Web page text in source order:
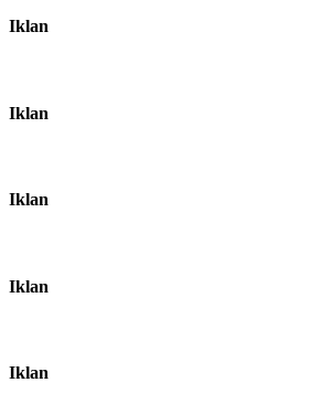
Iklan
Iklan
Iklan
Iklan
Iklan